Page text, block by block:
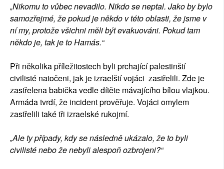
„Nikomu to vůbec nevadilo. Nikdo se neptal. Jako by bylo
samozřejmé, že pokud je někdo v této oblasti, že jsme v
ní my, protože všichni měli být evakuováni. Pokud tam
někdo je, tak je to Hamás.“
Při několika příležitostech byli prchající palestinští
civilisté natočeni, jak je izraelští vojáci zastřelili. Zde je
zastřelena babička vedle dítěte mávajícího bílou vlajkou.
Armáda tvrdí, že incident prověřuje. Vojáci omylem
zastřelili také tři izraelské rukojmí.
„Ale ty případy, kdy se následně ukázalo, že to byli
civilisté nebo že nebyli alespoň ozbrojeni?“